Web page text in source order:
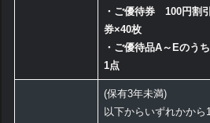
・ご優待券 100円割引
券×40枚
・ご優待品A～Eのうち
1点
(保有3年未満)
以下からいずれかから1